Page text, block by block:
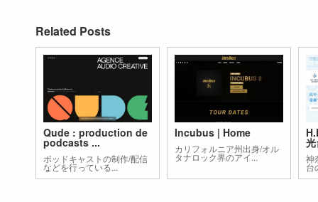
Related Posts
Qude : production de
podcasts ...
ポッドキャストの制作/配信
などを行っている...
Incubus | Home
カリフォルニア州出身/オル
タナロック界のアイ... 神
台